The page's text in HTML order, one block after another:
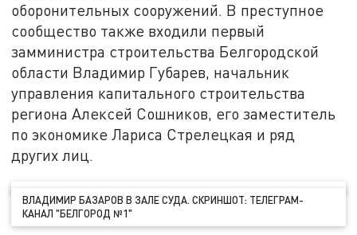
оборонительных сооружений. В преступное
сообщество также входили первый
замминистра строительства Белгородской
области Владимир Губарев, начальник
управления капитального строительства
региона Алексей Сошников, его заместитель
по экономике Лариса Стрелецкая и ряд
других лиц.
ВЛАДИМИР БАЗАРОВ В ЗАЛЕ СУДА. СКРИНШОТ: ТЕЛЕГРАМ-
КАНАЛ "БЕЛГОРОД №1"